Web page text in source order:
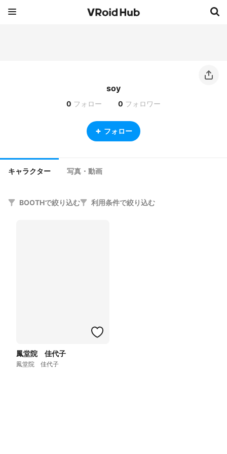
soy
0 フォロー 0 フォロワー
フォロー
キャラクター 写真・動画
BOOTHで絞り込む 利用条件で絞り込む
鳳堂院 佳代子
鳳堂院 佳代子